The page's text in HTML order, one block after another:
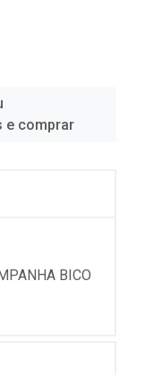
e comprar
BICO